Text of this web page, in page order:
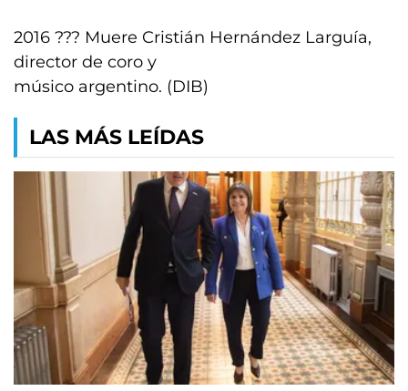
2016 ??? Muere Cristián Hernández Larguía,
director de coro y
músico argentino. (DIB)
LAS MÁS LEÍDAS